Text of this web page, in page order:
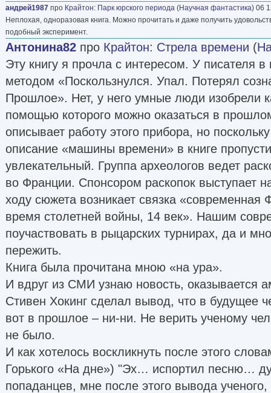
андрей1987 про Крайтон: Парк юрского периода (Научная фантастика) 06
Неплохая, одноразовая книга. Можно прочитать и даже получить
подобный эксперимент.
Антонина82 про Крайтон: Стрела времени (
Эту книгу я прочла с интересом. У писателя
методом «Поскользнулся. Упал. Потерял
Прошлое». Нет, у него умные люди изобрели
помощью которого можно оказаться в
описывает работу этого прибора, но
описание «машины времени» в книге
увлекательный. Группа археологов ведет
во Франции. Спонсором раскопок выступает
ходу сюжета возникает связка
время столетней войны, 14 век». Нашим
поучаствовать в рыцарских турнирах, да и
пережить.
Книга была прочитана мною «на ура».
И вдруг из СМИ узнаю новость, оказывается
Стивен Хокинг сделал вывод, что в будущее
вот в прошлое – ни-ни. Не верить ученому
не было.
И как хотелось воскликнуть после этого
Горького «На дне») "Эх… испортил песню…
попаданцев, мне после этого вывода